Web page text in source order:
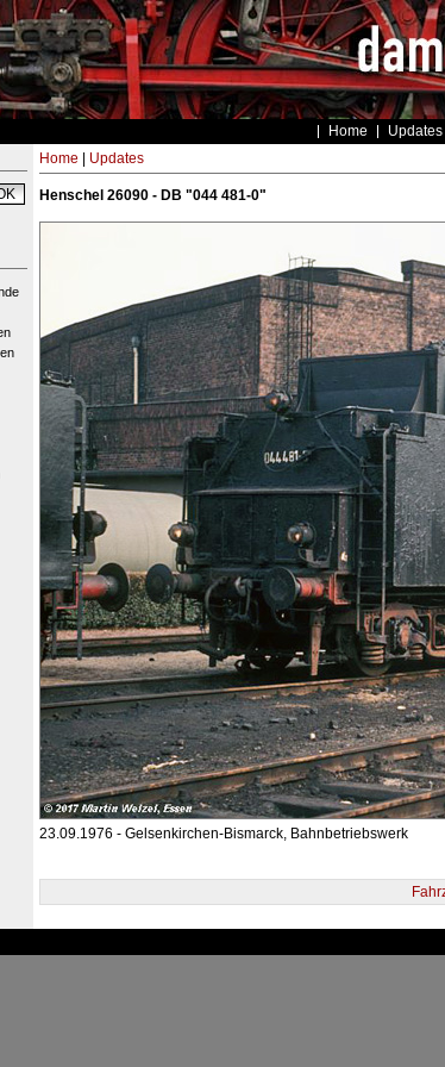
Home Updates
Home Updates
Henschel 26090 - DB "044 481-0"
23.09.1976 - Gelsenkirchen-Bismarck, Bahnbetriebswerk